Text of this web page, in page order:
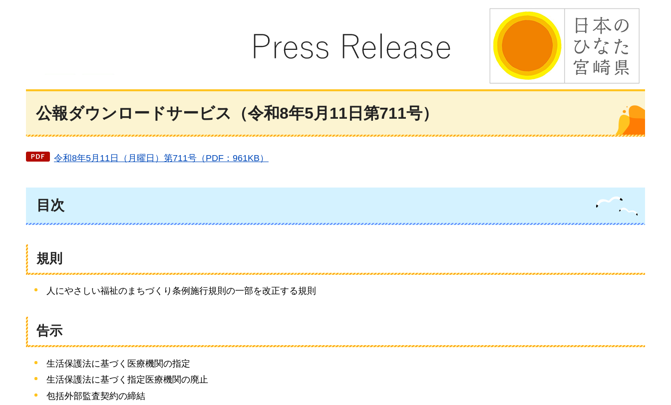
公報ダウンロードサービス（令和8年5月11日第711号）
令和8年5月11日（月曜日）第711号（PDF：961KB）
目次
規則
人にやさしい福祉のまちづくり条例施行規則の一部を改正する規則
告示
生活保護法に基づく医療機関の指定
生活保護法に基づく指定医療機関の廃止
包括外部監査契約の締結